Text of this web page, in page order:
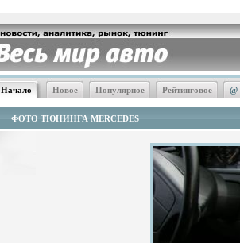
Начало Новое Популярное Рейтинговое @
ФОТО ТЮНИНГА MERCEDES